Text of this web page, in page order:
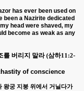
has ever been used on
been a Nazirite dedicated
head were shaved, my
become as weak as any
를 버리지 말라(삼하11:2-
of conscience
왕궁 지붕 위에서 거닐다가